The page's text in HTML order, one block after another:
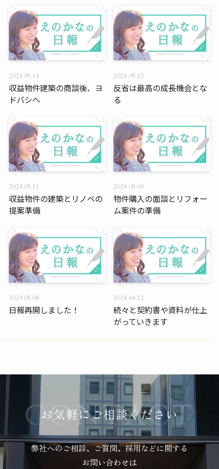
収益物件建築の商談後、ヨ
ドバシへ
2024.05.14
反省は最高の成長機会とな
る
2024.05.13
収益物件の建築とリノベの
提案準備
2024.05.11
物件購入の面談とリフォー
ム案件の準備
2024.05.09
日報再開しました！
2024.05.08
続々と契約書や資料が仕上
がっていきます
2024.04.12
お気軽にご相談ください
弊社へのご相談、ご質問、採用などに関する
お問い合わせは